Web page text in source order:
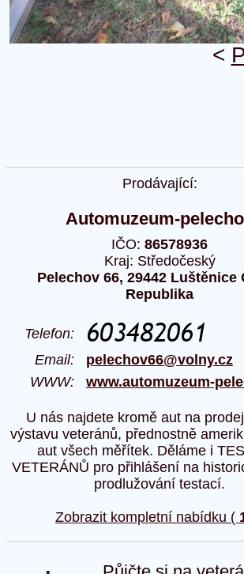
<
Prodávající:
Automuzeum-
IČO: 86578936
Kraj: Středočeský
Pelechov 66, 29442 Luštěnice
Republika
Telefon:
Email: pelechov66@volny.cz
WWW: www.automuzeum-
U nás najdete kromě aut na
výstavu veteránů, přednostně
aut všech měřítek. Děláme i
VETERÁNŮ pro přihlášení na
prodlužování testací.
Zobrazit kompletní nabídku (